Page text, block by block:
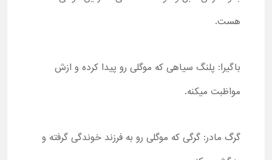
هست.
باگیرا: پلنگ سیاهی که موگلی رو پیدا کرده و ازش
مواظبت میکنه.
گرگ مادر: گرگی که موگلی رو به فرزند خوندگی گرفته و